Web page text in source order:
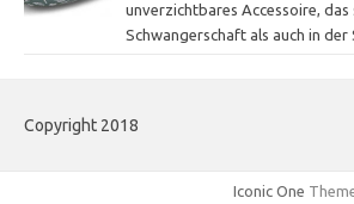
unverzichtbares Accessoire,
Schwangerschaft als auch in
Copyright 2018
Iconic One